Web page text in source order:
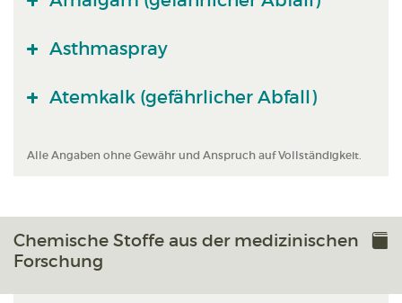
Asthmaspray
Atemkalk (gefährlicher Abfall)
Alle Angaben ohne Gewähr und Anspruch auf Vollständigkeit.
Chemische Stoffe aus der medizinischen
Forschung